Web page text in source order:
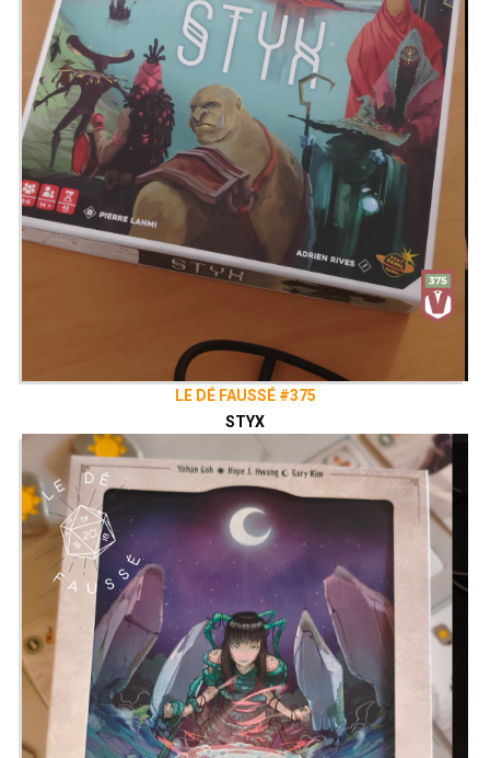
LE DÉ FAUSSÉ #375
STYX